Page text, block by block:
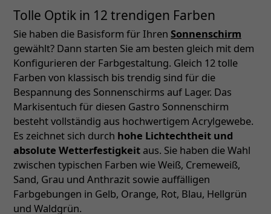
Tolle Optik in 12 trendigen Farben
Sie haben die Basisform für Ihren Sonnenschirm
gewählt? Dann starten Sie am besten gleich mit dem
Konfigurieren der Farbgestaltung. Gleich 12 tolle
Farben von klassisch bis trendig sind für die
Bespannung des Sonnenschirms auf Lager. Das
Markisentuch für diesen Gastro Sonnenschirm
besteht vollständig aus hochwertigem Acrylgewebe.
Es zeichnet sich durch hohe Lichtechtheit und
absolute Wetterfestigkeit aus. Sie haben die Wahl
zwischen typischen Farben wie Weiß, Cremeweiß,
Sand, Grau und Anthrazit sowie auffälligen
Farbgebungen in Gelb, Orange, Rot, Blau, Hellgrün
und Waldgrün.